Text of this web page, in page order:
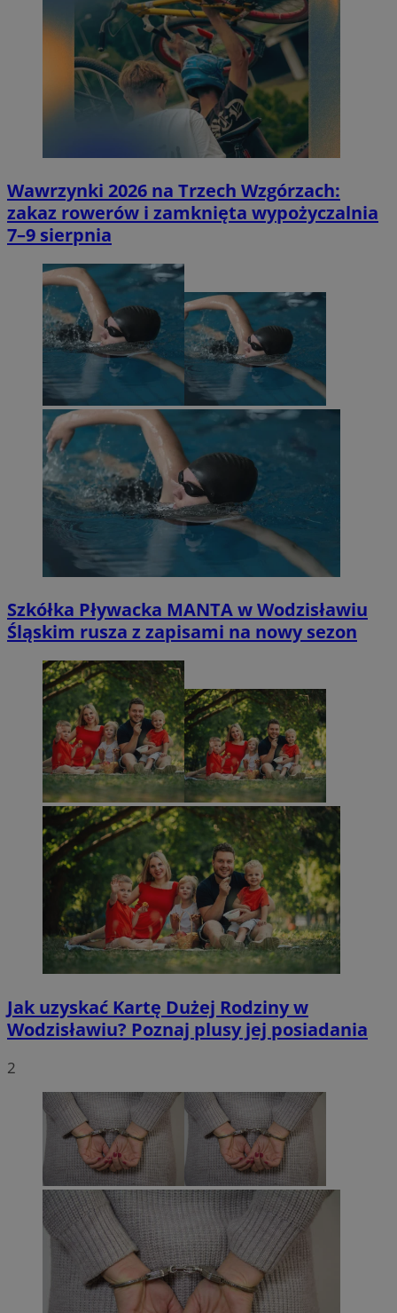
Wawrzynki 2026 na Trzech Wzgórzach:
zakaz rowerów i zamknięta wypożyczalnia
7–9 sierpnia
Szkółka Pływacka MANTA w Wodzisławiu
Śląskim rusza z zapisami na nowy sezon
Jak uzyskać Kartę Dużej Rodziny w
Wodzisławiu? Poznaj plusy jej posiadania
2